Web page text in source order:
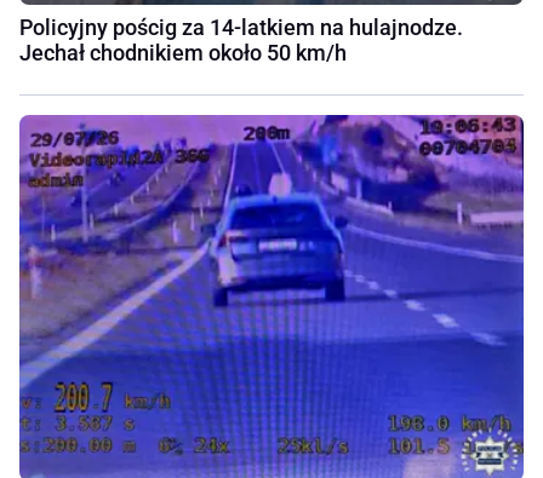
Policyjny pościg za 14-latkiem na hulajnodze.
Jechał chodnikiem około 50 km/h